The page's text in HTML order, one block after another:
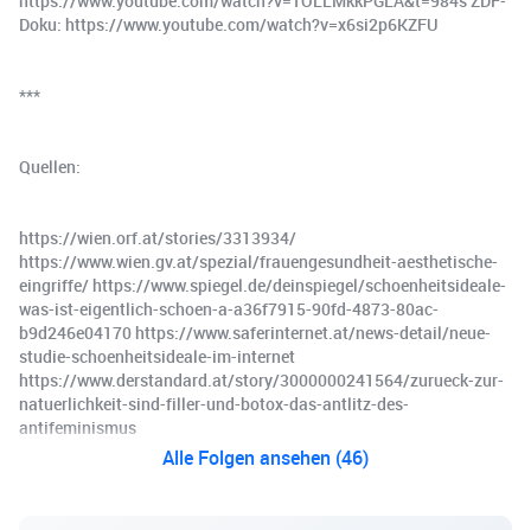
Doku: ⁠https://www.youtube.com/watch?v=x6si2p6KZFU⁠
***
Quellen:
https://wien.orf.at/stories/3313934/
https://www.wien.gv.at/spezial/frauengesundheit-aesthetische-
eingriffe/ https://www.spiegel.de/deinspiegel/schoenheitsideale-
was-ist-eigentlich-schoen-a-a36f7915-90fd-4873-80ac-
b9d246e04170 https://www.saferinternet.at/news-detail/neue-
studie-schoenheitsideale-im-internet
⁠https://www.derstandard.at/story/3000000241564/zurueck-zur-
natuerlichkeit-sind-filler-und-botox-das-antlitz-des-
antifeminismus⁠
Alle Folgen ansehen (46)